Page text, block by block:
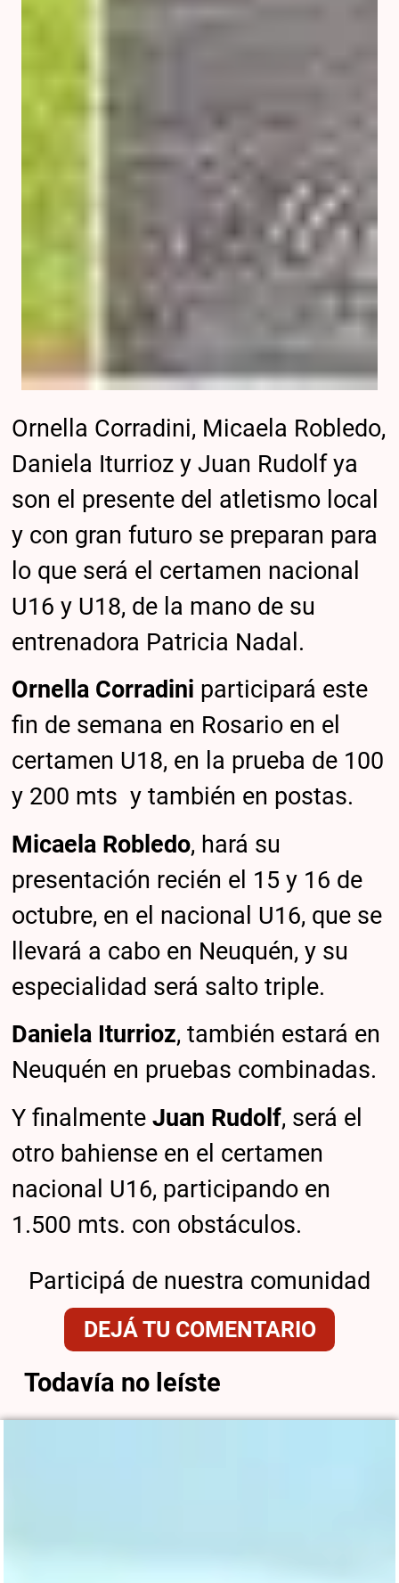
Ornella Corradini, Micaela Robledo,
Daniela Iturrioz y Juan Rudolf ya
son el presente del atletismo local
y con gran futuro se preparan para
lo que será el certamen nacional
U16 y U18, de la mano de su
entrenadora Patricia Nadal.
Ornella Corradini participará este
fin de semana en Rosario en el
certamen U18, en la prueba de 100
y 200 mts y también en postas.
Micaela Robledo, hará su
presentación recién el 15 y 16 de
octubre, en el nacional U16, que se
llevará a cabo en Neuquén, y su
especialidad será salto triple.
Daniela Iturrioz, también estará en
Neuquén en pruebas combinadas.
Y finalmenteJuan Rudolf, será el
otro bahiense en el certamen
nacional U16, participando en
1.500 mts. con obstáculos.
Participá de nuestra comunidad
DEJÁ TU COMENTARIO
Todavía no leíste